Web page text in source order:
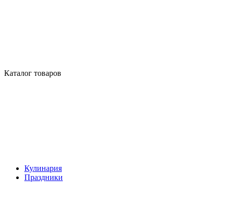
Каталог товаров
Кулинария
Праздники